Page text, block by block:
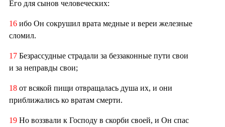
Его для сынов человеческих:
16 ибо Он сокрушил врата медные и вереи железные
сломил.
17 Безрассудные страдали за беззаконные пути свои
и за неправды свои;
18 от всякой пищи отвращалась душа их, и они
приближались ко вратам смерти.
19 Но воззвали к Господу в скорби своей, и Он спас